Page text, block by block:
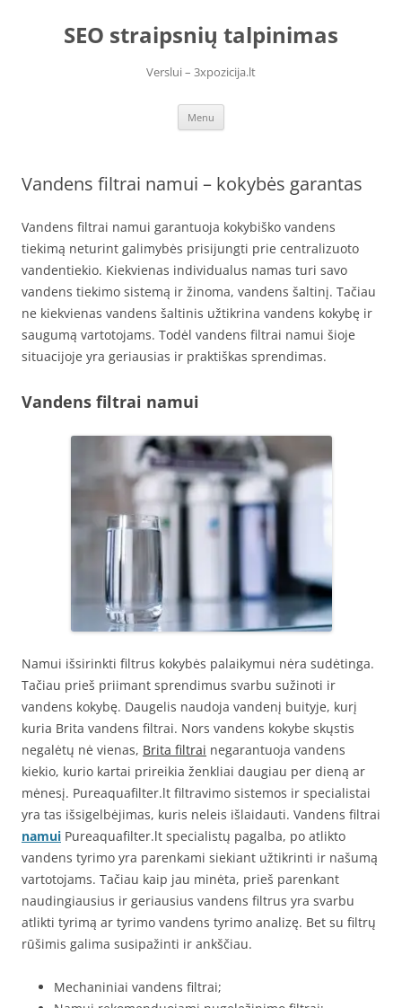
contentSEO straipsnių talpinimas
Verslui – 3xpozicija.lt
Menu
Vandens filtrai namui – kokybės garantas
Vandens filtrai namui garantuoja kokybiško vandens
tiekimą neturint galimybės prisijungti prie centralizuoto
vandentiekio. Kiekvienas individualus namas turi savo
vandens tiekimo sistemą ir žinoma, vandens šaltinį. Tačiau
ne kiekvienas vandens šaltinis užtikrina vandens kokybę ir
saugumą vartotojams. Todėl vandens filtrai namui šioje
situacijoje yra geriausias ir praktiškas sprendimas.
Vandens filtrai namui
Namui išsirinkti filtrus kokybės palaikymui nėra sudėtinga.
Tačiau prieš priimant sprendimus svarbu sužinoti ir
vandens kokybę. Daugelis naudoja vandenį buityje, kurį
kuria Brita vandens filtrai. Nors vandens kokybe skųstis
negalėtų nė vienas, Brita filtrai negarantuoja vandens
kiekio, kurio kartai prireikia ženkliai daugiau per dieną ar
mėnesį. Pureaquafilter.lt filtravimo sistemos ir specialistai
yra tas išsigelbėjimas, kuris neleis išlaidauti. Vandens filtrai
namui Pureaquafilter.lt specialistų pagalba, po atlikto
vandens tyrimo yra parenkami siekiant užtikrinti ir našumą
vartotojams. Tačiau kaip jau minėta, prieš parenkant
naudingiausius ir geriausius vandens filtrus yra svarbu
atlikti tyrimą ar tyrimo vandens tyrimo analizę. Bet su filtrų
rūšimis galima susipažinti ir ankščiau.
Mechaniniai vandens filtrai;